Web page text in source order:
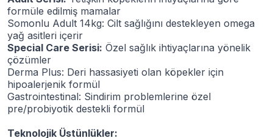
formüle edilmiş mamalar
Somonlu Adult 14kg: Cilt sağlığını destekleyen omega
yağ asitleri içerir
Special Care Serisi: Özel sağlık ihtiyaçlarına yönelik
çözümler
Derma Plus: Deri hassasiyeti olan köpekler için
hipoalerjenik formül
Gastrointestinal: Sindirim problemlerine özel
pre/probiyotik destekli formül
Teknolojik Üstünlükler: